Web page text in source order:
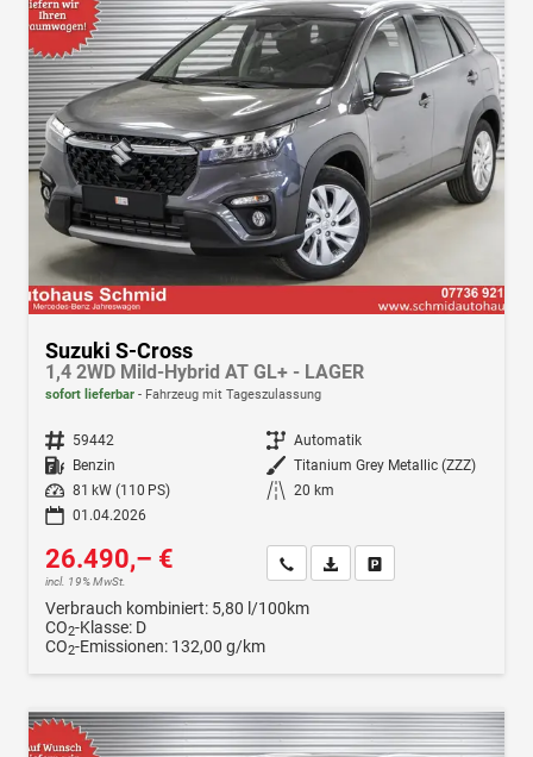
Suzuki S-Cross
1,4 2WD Mild-Hybrid AT GL+ - LAGER
sofort lieferbar Fahrzeug mit Tageszulassung
Fahrzeugnr. 59442 Getriebe Automatik
Kraftstoff Benzin Außenfarbe Titanium Grey Metallic (ZZZ)
Leistung
81 kW (110 PS) Kilometerstand 20 km
01.04.2026
26.490,– €
incl. 19% MwSt.
Wir rufen Sie anFahrzeugexposé (PDF)
Verbrauch kombiniert: 5,80 l/100km
CO2-Klasse: D
CO2-Emissionen: 132,00 g/km